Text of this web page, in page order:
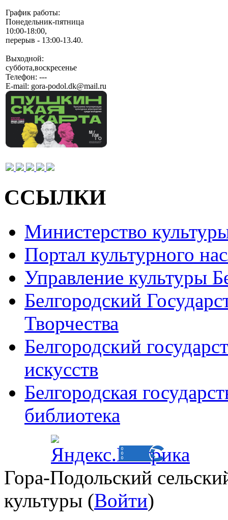
График работы:
Понедельник-пятница
10:00-18:00,
перерыв - 13:00-13.40.
Выходной:
суббота,воскресенье
Телефон: ---
E-mail: gora-podol.dk@mail.ru
ССЫЛКИ
Министерство
Портал культурного
Управление культуры
Белгородский
Творчества
Белгородский
искусств
Белгородская
библиотека
Гора-Подольский
культуры (Войти)